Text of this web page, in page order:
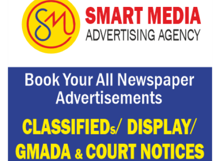
8 अगस्त को मोहाली के होटल एंकरेज में सजेगा “तीज मुटियारां दी” का रंग
Hukamnama Sri Darbar Sahib, Amritsar – Punjabi Dunia